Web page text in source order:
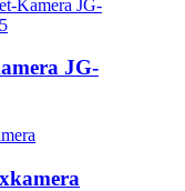
JG-